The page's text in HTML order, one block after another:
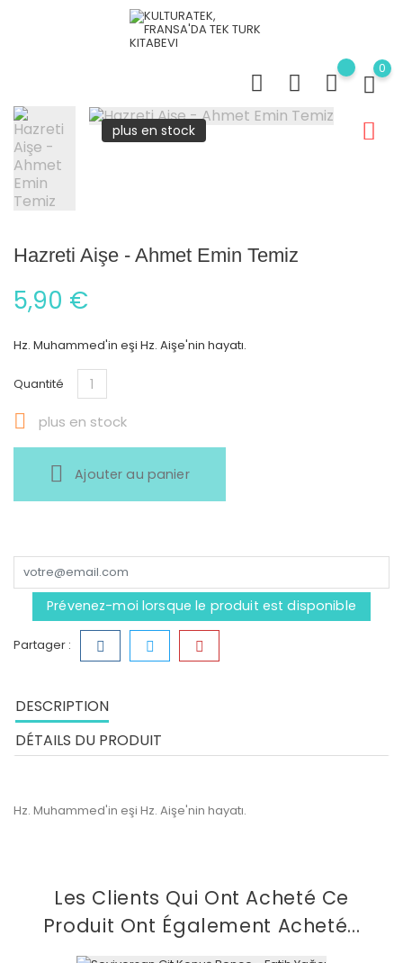
0
plus en stock
Hazreti Aişe - Ahmet Emin Temiz
5,90 €
Hz. Muhammed'in eşi Hz. Aişe'nin hayatı.
Quantité
 plus en stock
Ajouter au panier
Prévenez-moi lorsque le produit est disponible
Partager :
DESCRIPTION
DÉTAILS DU PRODUIT
Hz. Muhammed'in eşi Hz. Aişe'nin hayatı.
Les Clients Qui Ont Acheté Ce
Produit Ont Également Acheté...